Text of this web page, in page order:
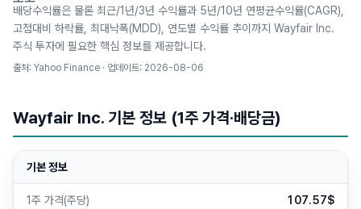
배당수익률은 물론 최근/1년/3년 수익률과 5년/10년 연평균수익률(CAGR),
고점대비 하락률, 최대낙폭(MDD), 연도별 수익률 추이까지 Wayfair Inc.
주식 투자에 필요한 핵심 정보를 제공합니다.
출처: Yahoo Finance · 업데이트: 2026-08-06
Wayfair Inc. 기본 정보 (1주 가격·배당금)
기본 정보
1주 가격(주당) 107.57$